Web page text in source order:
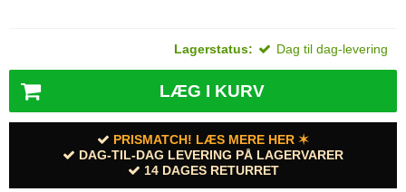
Lagerstatus: Dag til dag-levering
LÆG I KURV
PRISMATCH! LÆS MERE HER ✶
DAG-TIL-DAG LEVERING PÅ LAGERVARER
14 DAGES RETURRET